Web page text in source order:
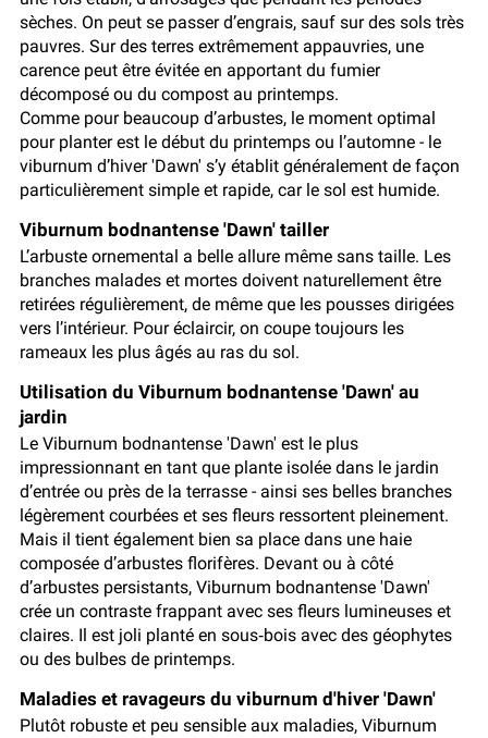
sèches. On peut se passer d’engrais, sauf sur des sols très
pauvres. Sur des terres extrêmement appauvries, une
carence peut être évitée en apportant du fumier
décomposé ou du compost au printemps.
Comme pour beaucoup d’arbustes, le moment optimal
pour planter est le début du printemps ou l’automne - le
viburnum d’hiver 'Dawn' s’y établit généralement de façon
particulièrement simple et rapide, car le sol est humide.
Viburnum bodnantense 'Dawn' tailler
L’arbuste ornemental a belle allure même sans taille. Les
branches malades et mortes doivent naturellement être
retirées régulièrement, de même que les pousses dirigées
vers l’intérieur. Pour éclaircir, on coupe toujours les
rameaux les plus âgés au ras du sol.
Utilisation du Viburnum bodnantense 'Dawn' au
jardin
Le Viburnum bodnantense 'Dawn' est le plus
impressionnant en tant que plante isolée dans le jardin
d’entrée ou près de la terrasse - ainsi ses belles branches
légèrement courbées et ses fleurs ressortent pleinement.
Mais il tient également bien sa place dans une haie
composée d’arbustes florifères. Devant ou à côté
d’arbustes persistants, Viburnum bodnantense 'Dawn'
crée un contraste frappant avec ses fleurs lumineuses et
claires. Il est joli planté en sous‑bois avec des géophytes
ou des bulbes de printemps.
Maladies et ravageurs du viburnum d'hiver 'Dawn'
Plutôt robuste et peu sensible aux maladies, Viburnum